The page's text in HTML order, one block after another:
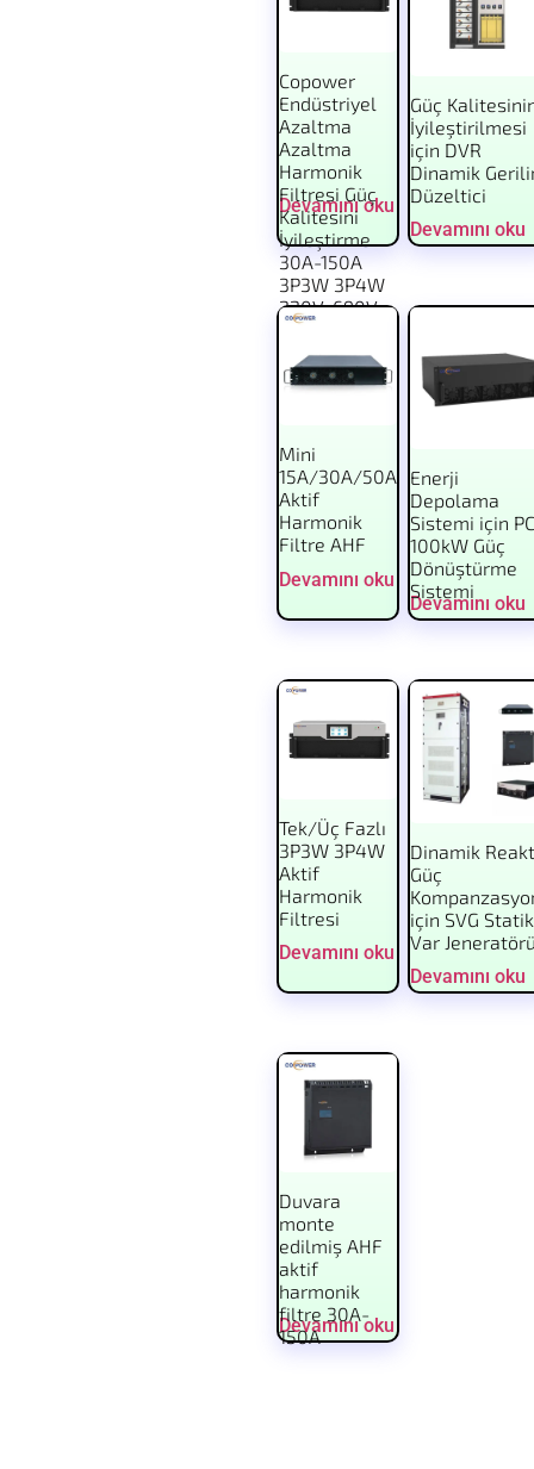
Copower
Endüstriyel
Azaltma
Azaltma
Harmonik
Filtresi Güç
Kalitesini
İyileştirme
30A-150A
3P3W 3P4W
220V-690V
Devamını oku
Güç
İyileştirilmesi
için DVR
Dinamik
Düzeltici
Devamını oku
Mini
15A/30A/50A
Aktif
Harmonik
Filtre AHF
Devamını oku
Enerji
Depolama
Sistemi için
100kW Güç
Dönüştürme
Sistemi
Devamını oku
Tek/Üç Fazlı
3P3W 3P4W
Aktif
Harmonik
Filtresi
Devamını oku
Dinamik
Güç
için SVG Statik
Var
Devamını oku
Duvara
monte
edilmiş AHF
aktif
harmonik
filtre 30A-
150A
Devamını oku